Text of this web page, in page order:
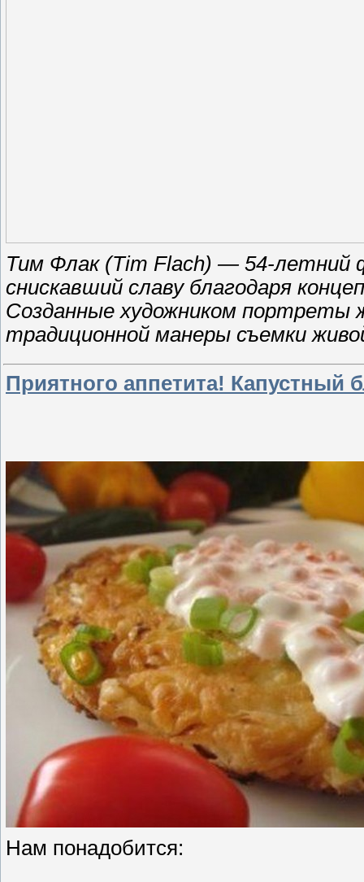
Тим Флак (Tim Flach) — 54-летний
снискавший славу благодаря
Созданные художником
традиционной манеры съемки
Приятного аппетита! Капустный
Нам понадобится: